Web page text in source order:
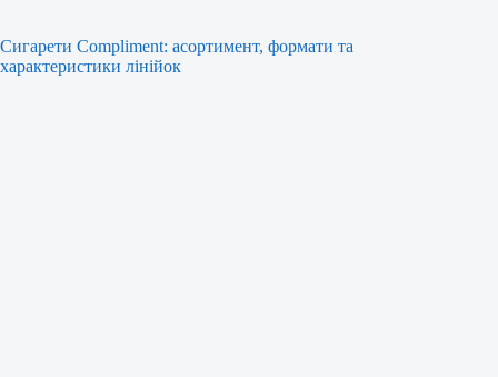
Сигарети Compliment: асортимент, формати та
характеристики лінійок